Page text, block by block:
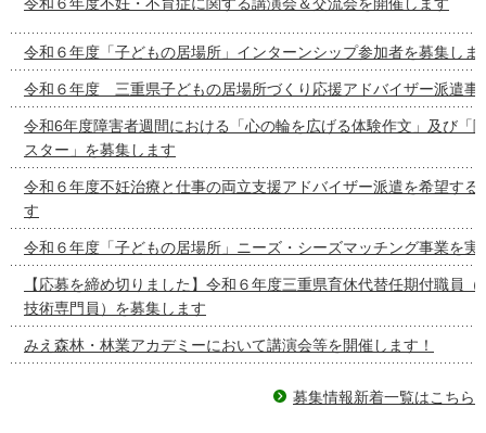
令和６年度「子どもの居場所」インターンシップ参加者を募集しま
令和６年度 三重県子どもの居場所づくり応援アドバイザー派遣事
令和6年度障害者週間における「心の輪を広げる体験作文」及び「
スター」を募集します
令和６年度不妊治療と仕事の両立支援アドバイザー派遣を希望する
す
令和６年度「子どもの居場所」ニーズ・シーズマッチング事業を実
【応募を締め切りました】令和６年度三重県育休代替任期付職員
技術専門員）を募集します
みえ森林・林業アカデミーにおいて講演会等を開催します！
募集情報新着一覧はこちら